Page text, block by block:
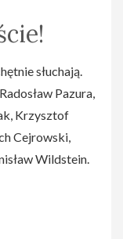
słuchają.
Pazura,
Krzysztof
Cejrowski,
Wildstein.